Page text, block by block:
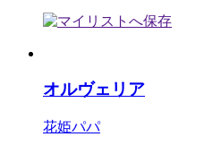
オルヴェリア
花姫パパ